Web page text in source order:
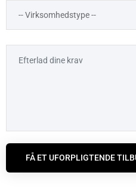
FÅ ET UFORPLIGTENDE